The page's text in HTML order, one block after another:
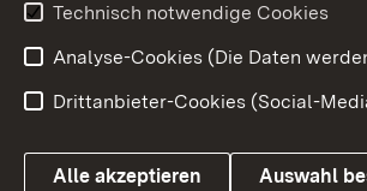
Link zum Landesportal
Technisch notwendige Cookies
Analyse-Cookies (Die Daten
Drittanbieter-Cookies (Social-
Alle akzeptieren Auswahl